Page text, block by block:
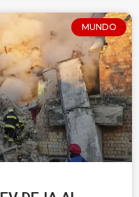
MUNDO